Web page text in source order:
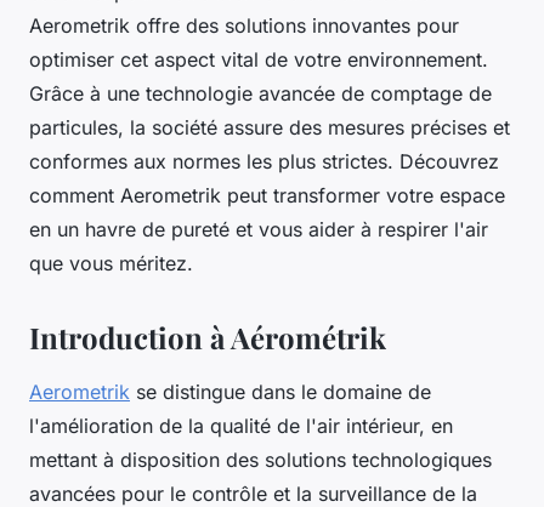
Aerometrik offre des solutions innovantes pour
optimiser cet aspect vital de votre environnement.
Grâce à une technologie avancée de comptage de
particules, la société assure des mesures précises et
conformes aux normes les plus strictes. Découvrez
comment Aerometrik peut transformer votre espace
en un havre de pureté et vous aider à respirer l'air
que vous méritez.
Introduction à Aérométrik
Aerometrik se distingue dans le domaine de
l'amélioration de la qualité de l'air intérieur, en
mettant à disposition des solutions technologiques
avancées pour le contrôle et la surveillance de la